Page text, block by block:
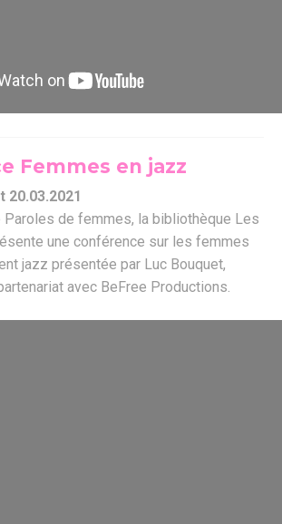
Femmes en jazz
20.03.2021
Paroles de femmes, la bibliothèque Les
une conférence sur les femmes
jazz présentée par Luc Bouquet,
avec BeFree Productions.